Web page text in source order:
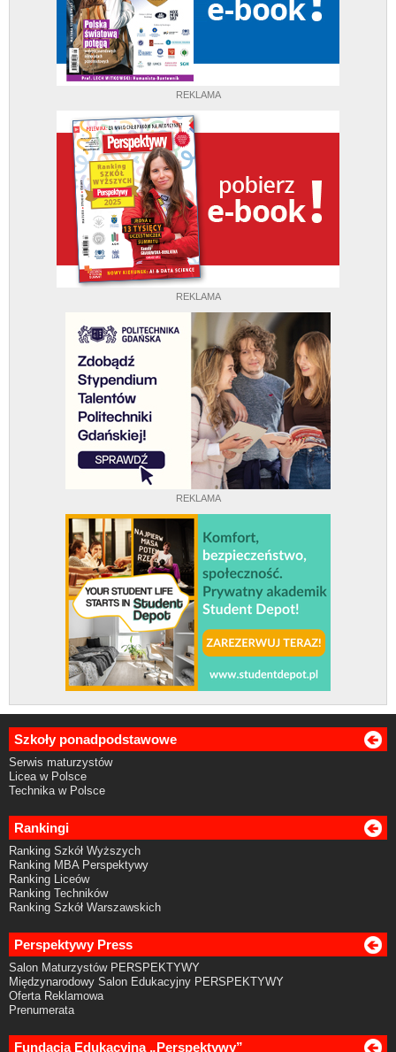
REKLAMA
REKLAMA
REKLAMA
Szkoły ponadpodstawowe
Serwis maturzystów
Licea w Polsce
Technika w Polsce
Rankingi
Ranking Szkół Wyższych
Ranking MBA Perspektywy
Ranking Liceów
Ranking Techników
Ranking Szkół Warszawskich
Perspektywy Press
Salon Maturzystów PERSPEKTYWY
Międzynarodowy Salon Edukacyjny PERSPEKTYWY
Oferta Reklamowa
Prenumerata
Fundacja Edukacyjna „Perspektywy”